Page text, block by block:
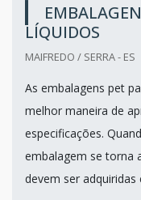
LÍQUIDOS
MAIFREDO / SERRA - ES
As embalagens pet
melhor maneira de
especificações.
embalagem se torna
devem ser